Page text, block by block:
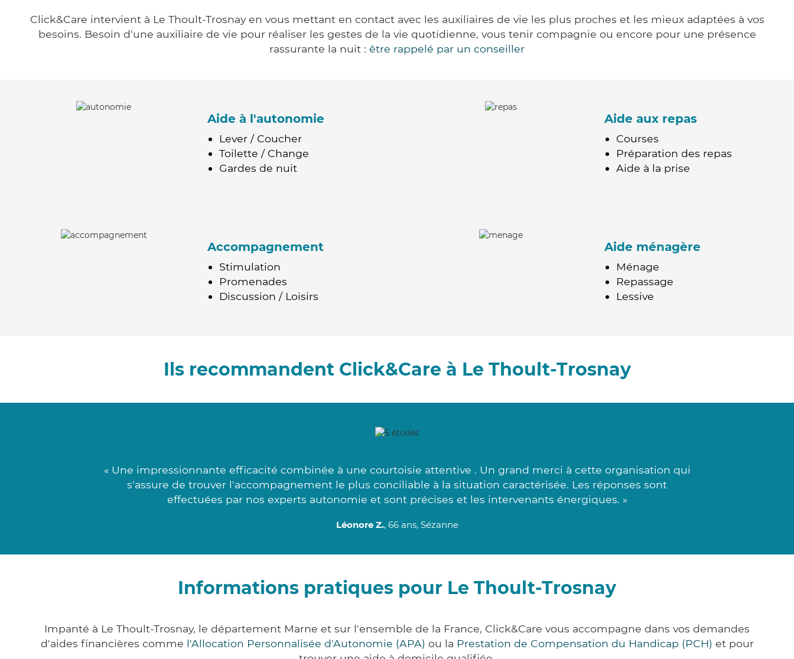
Click&Care intervient à Le Thoult-Trosnay en vous mettant en contact avec les auxiliaires de vie les plus proches et les mieux adaptées à vos
besoins. Besoin d'une auxiliaire de vie pour réaliser les gestes de la vie quotidienne, vous tenir compagnie ou encore pour une présence
rassurante la nuit : être rappelé par un conseiller
Aide à l'autonomie
Lever / Coucher
Toilette / Change
Gardes de nuit
Aide aux repas
Courses
Préparation des repas
Aide à la prise
Accompagnement
Stimulation
Promenades
Discussion / Loisirs
Aide ménagère
Ménage
Repassage
Lessive
Ils recommandent Click&Care à Le Thoult-Trosnay
« Une impressionnante efficacité combinée à une courtoisie attentive . Un grand merci à cette organisation qui
s'assure de trouver l'accompagnement le plus conciliable à la situation caractérisée. Les réponses sont
effectuées par nos experts autonomie et sont précises et les intervenants énergiques. »
Léonore Z., 66 ans, Sézanne
Informations pratiques pour Le Thoult-Trosnay
Impanté à Le Thoult-Trosnay, le département Marne et sur l'ensemble de la France, Click&Care vous accompagne dans vos demandes
d'aides financières comme l'Allocation Personnalisée d'Autonomie (APA) ou la Prestation de Compensation du Handicap (PCH) et pour